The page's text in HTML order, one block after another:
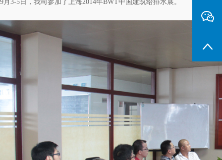
9月3-5日，我司参加了上海2014年BWT中国建筑给排水展。